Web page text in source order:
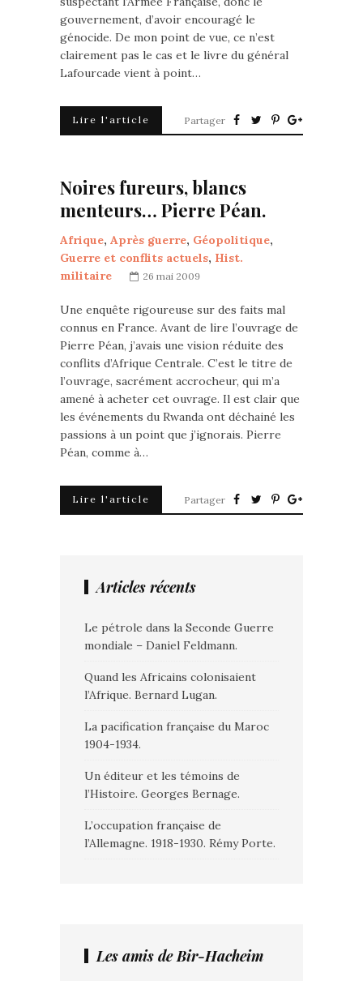
gouvernement, d’avoir encouragé le
génocide. De mon point de vue, ce n’est
clairement pas le cas et le livre du général
Lafourcade vient à point…
Lire l'article Partager
Noires fureurs, blancs
menteurs… Pierre Péan.
Afrique, Après guerre, Géopolitique,
Guerre et conflits actuels, Hist.
militaire
26 mai 2009
Une enquête rigoureuse sur des faits mal
connus en France. Avant de lire l’ouvrage de
Pierre Péan, j’avais une vision réduite des
conflits d’Afrique Centrale. C’est le titre de
l’ouvrage, sacrément accrocheur, qui m’a
amené à acheter cet ouvrage. Il est clair que
les événements du Rwanda ont déchainé les
passions à un point que j’ignorais. Pierre
Péan, comme à…
Lire l'article Partager
Articles récents
Le pétrole dans la Seconde Guerre
mondiale – Daniel Feldmann.
Quand les Africains colonisaient
l’Afrique. Bernard Lugan.
La pacification française du Maroc
1904-1934.
Un éditeur et les témoins de
l’Histoire. Georges Bernage.
L’occupation française de
l’Allemagne. 1918-1930. Rémy Porte.
Les amis de Bir-Hacheim